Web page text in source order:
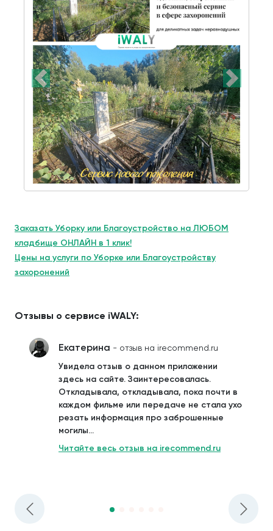
Заказать Уборку или Благоустройство на ЛЮБОМ
кладбище ОНЛАЙН в 1 клик!
Цены на услуги по Уборке или Благоустройству
захоронений
Отзывы о сервисе iWALY:
Екатерина - отзыв на irecommend.ru
Увидела отзыв о данном приложении
здесь на сайте. Заинтересовалась.
Откладывала, откладывала, пока почти в
каждом фильме или передаче не стала ухо
резать информация про заброшенные
могилы...
Читайте весь отзыв на irecommend.ru